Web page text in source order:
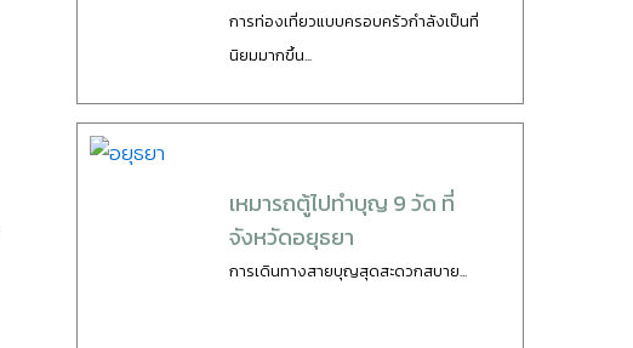
การท่องเที่ยวแบบครอบครัวกำลังเป็นที่
นิยมมากขึ้น...
เหมารถตู้ไปทำบุญ 9 วัด ที่
จังหวัดอยุธยา
การเดินทางสายบุญสุดสะดวกสบาย...